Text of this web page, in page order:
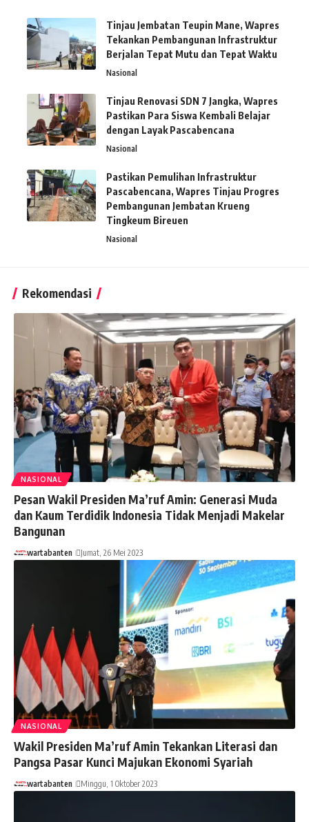
Tinjau Jembatan Teupin Mane, Wapres
Tekankan Pembangunan Infrastruktur
Berjalan Tepat Mutu dan Tepat Waktu
Nasional
Tinjau Renovasi SDN 7 Jangka, Wapres
Pastikan Para Siswa Kembali Belajar
dengan Layak Pascabencana
Nasional
Pastikan Pemulihan Infrastruktur
Pascabencana, Wapres Tinjau Progres
Pembangunan Jembatan Krueng
Tingkeum Bireuen
Nasional
Rekomendasi
NASIONAL
Pesan Wakil Presiden Ma’ruf Amin: Generasi Muda
dan Kaum Terdidik Indonesia Tidak Menjadi Makelar
Bangunan
wartabanten Jumat, 26 Mei 2023
NASIONAL
Wakil Presiden Ma’ruf Amin Tekankan Literasi dan
Pangsa Pasar Kunci Majukan Ekonomi Syariah
wartabanten Minggu, 1 Oktober 2023